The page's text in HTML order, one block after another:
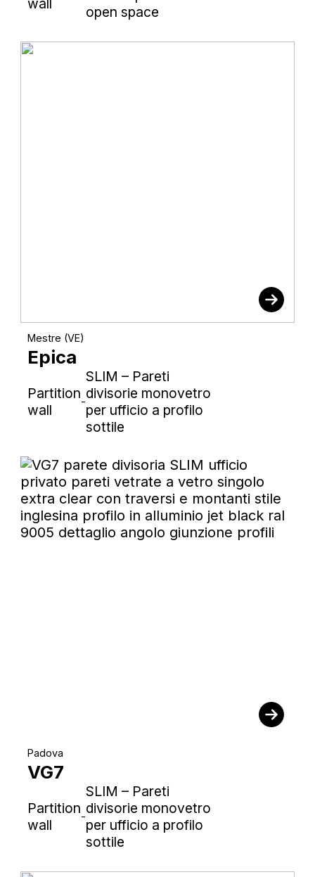
wall
open space
Mestre (VE)
Epica
Partition
wall
-
SLIM – Pareti
divisorie monovetro
per ufficio a profilo
sottile
Padova
VG7
Partition
wall
-
SLIM – Pareti
divisorie monovetro
per ufficio a profilo
sottile